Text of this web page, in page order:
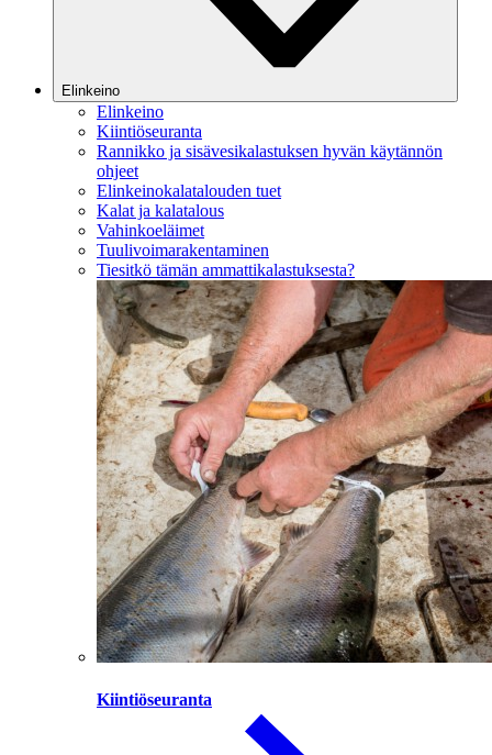
Elinkeino
Elinkeino
Kiintiöseuranta
Rannikko ja sisävesikalastuksen hyvän käytännön
ohjeet
Elinkeinokalatalouden tuet
Kalat ja kalatalous
Vahinkoeläimet
Tuulivoimarakentaminen
Tiesitkö tämän ammattikalastuksesta?
Kiintiöseuranta